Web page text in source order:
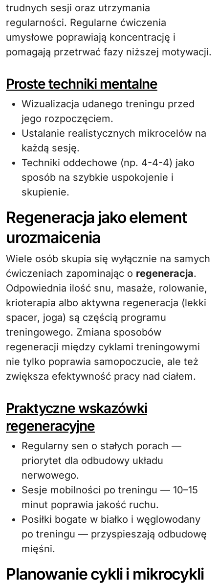
trudnych sesji oraz utrzymania
regularności. Regularne ćwiczenia
umysłowe poprawiają koncentrację i
pomagają przetrwać fazy niższej motywacji.
Proste techniki mentalne
Wizualizacja udanego treningu przed
jego rozpoczęciem.
Ustalanie realistycznych mikrocelów na
każdą sesję.
Techniki oddechowe (np. 4-4-4) jako
sposób na szybkie uspokojenie i
skupienie.
Regeneracja jako element
urozmaicenia
Wiele osób skupia się wyłącznie na samych
ćwiczeniach zapominając o regeneracja.
Odpowiednia ilość snu, masaże, rolowanie,
krioterapia albo aktywna regeneracja (lekki
spacer, joga) są częścią programu
treningowego. Zmiana sposobów
regeneracji między cyklami treningowymi
nie tylko poprawia samopoczucie, ale też
zwiększa efektywność pracy nad ciałem.
Praktyczne wskazówki
regeneracyjne
Regularny sen o stałych porach —
priorytet dla odbudowy układu
nerwowego.
Sesje mobilności po treningu — 10–15
minut poprawia jakość ruchu.
Posiłki bogate w białko i węglowodany
po treningu — przyspieszają odbudowę
mięśni.
Planowanie cykli i mikrocykli